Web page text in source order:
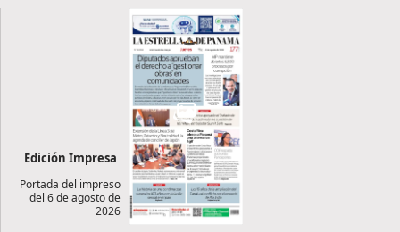
Edición Impresa
Portada del impreso
del 6 de agosto de
2026